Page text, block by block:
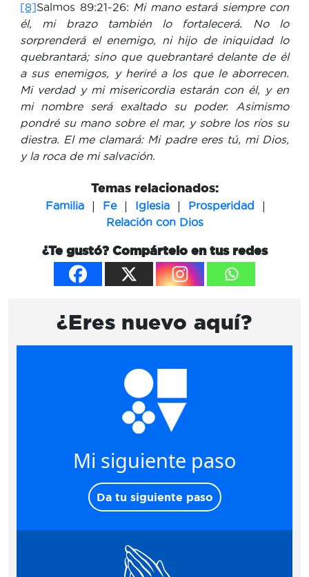
[8]Salmos 89:21-26: Mi mano estará siempre con
él, mi brazo también lo fortalecerá. No lo
sorprenderá el enemigo, ni hijo de iniquidad lo
quebrantará; sino que quebrantaré delante de él
a sus enemigos, y heriré a los que le aborrecen.
Mi verdad y mi misericordia estarán con él, y en
mi nombre será exaltado su poder. Asimismo
pondré su mano sobre el mar, y sobre los ríos su
diestra. El me clamará: Mi padre eres tú, mi Dios,
y la roca de mi salvación.
Temas relacionados:
Familia | Fe | Iglesia | Prosperidad |
Relación con Dios
¿Te gustó? Compártelo en tus redes
¿Eres nuevo aquí?
Mi siguiente paso
Da tu siguiente paso